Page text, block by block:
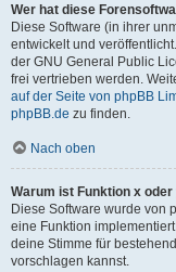
Wer hat diese
Diese Software (in ihrer
entwickelt und
der GNU General Public
frei vertrieben werden.
auf der Seite von phpBB
phpBB.de zu finden.
Nach oben
Warum ist Funktion x
Diese Software wurde von
eine Funktion
deine Stimme für
vorschlagen kannst.